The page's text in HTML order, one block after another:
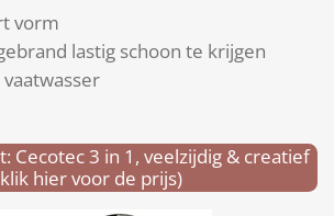
vorm
lastig schoon te krijgen
Cecotec 3 in 1, veelzijdig & creatief
hier voor de prijs)